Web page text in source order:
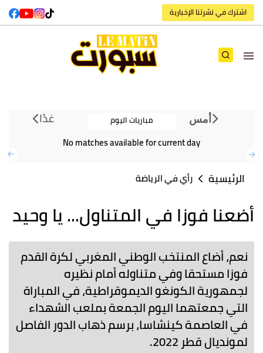
اشترك في نشرتنا الإخبارية
أمس مباريات اليوم غدًا
No matches available for current day
الرئيسية رأي في الرياضة
أضعنا فوزا في المتناول... يا وحيد
نعم، أضاع المنتخب الوطني المغربي لكرة القدم
فوزا مستحقا وفي متناوله أمام نظيره
لجمهورية الكونغو الديموقراطية، في المباراة
التي جمعتهما اليوم الجمعة بملعب الشهداء
في العاصمة كينشاسا، برسم ذهاب الدور الفاصل
لمونديال قطر 2022.